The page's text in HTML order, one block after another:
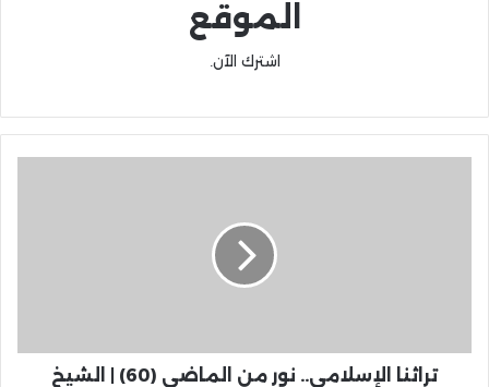
الموقع
اشترك الآن.
تراثنا الإسلامي.. نور من الماضي (60) | الشيخ